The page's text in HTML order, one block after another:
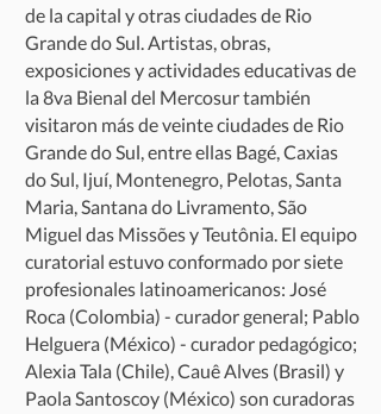
de la capital y otras ciudades de Rio
Grande do Sul. Artistas, obras,
exposiciones y actividades educativas de
la 8va Bienal del Mercosur también
visitaron más de veinte ciudades de Rio
Grande do Sul, entre ellas Bagé, Caxias
do Sul, Ijuí, Montenegro, Pelotas, Santa
Maria, Santana do Livramento, São
Miguel das Missões y Teutônia. El equipo
curatorial estuvo conformado por siete
profesionales latinoamericanos: José
Roca (Colombia) - curador general; Pablo
Helguera (México) - curador pedagógico;
Alexia Tala (Chile), Cauê Alves (Brasil) y
Paola Santoscoy (México) son curadoras